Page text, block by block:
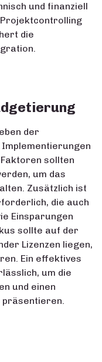
und finanziell
Projektcontrolling
die
der
Implementierungen
sollten
um das
Zusätzlich ist
die auch
Einsparungen
sollte auf der
Lizenzen liegen,
Ein effektives
um die
und einen
präsentieren.